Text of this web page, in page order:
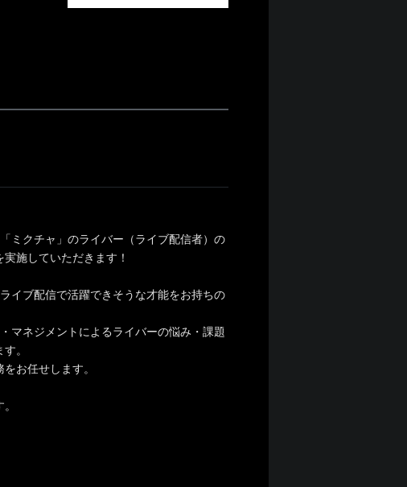
ミクチャ」のライバー（ライブ配信者）の
施していただきます！
イブ配信で活躍できそうな才能をお持ちの
マネジメントによるライバーの悩み・課題
。
お任せします。